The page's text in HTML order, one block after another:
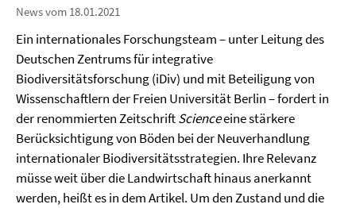
News vom 18.01.2021
Ein internationales Forschungsteam – unter Leitung des
Deutschen Zentrums für integrative
Biodiversitätsforschung (iDiv) und mit Beteiligung von
Wissenschaftlern der Freien Universität Berlin – fordert in
der renommierten ZeitschriftScienceeine stärkere
Berücksichtigung von Böden bei der Neuverhandlung
internationaler Biodiversitätsstrategien. Ihre Relevanz
müsse weit über die Landwirtschaft hinaus anerkannt
werden, heißt es in dem Artikel. Um den Zustand und die